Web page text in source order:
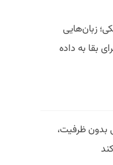
زبان‌هایی
بقا به داده
ظرفیت،